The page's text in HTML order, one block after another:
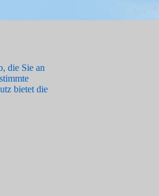
die Sie an
bietet die